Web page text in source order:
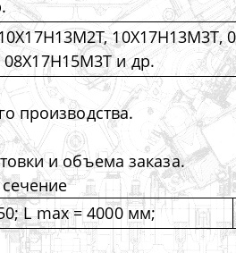
10Х17Н13М3Т,
и др.
производства.
и объема заказа.
L max = 4000 мм;